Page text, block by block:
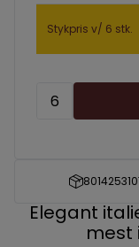
Elegant
mest
Stykpris v/ 6 stk.